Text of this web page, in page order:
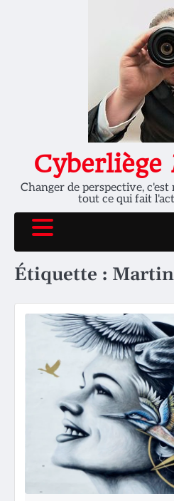
Cyberliège
Changer de perspective, c'est
tout ce qui fait
Étiquette :